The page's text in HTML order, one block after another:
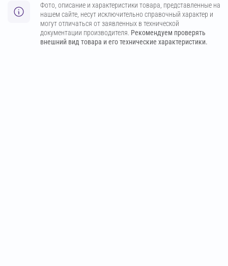
Фото, описание и характеристики товара, представленные на
нашем сайте, несут исключительно справочный характер и
могут отличаться от заявленных в технической
документации производителя. Рекомендуем проверять
внешний вид товара и его технические характеристики.